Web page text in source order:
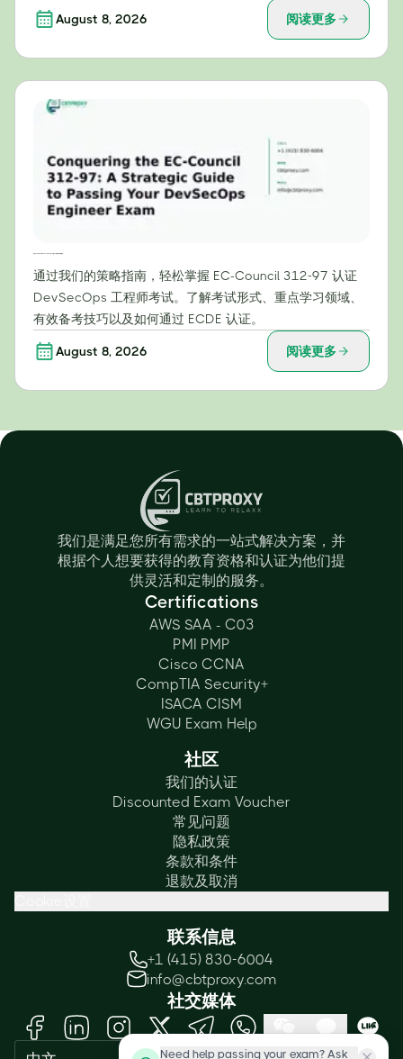
August 8, 2026 阅读更多
通过我们的策略指南，轻松掌握 EC-Council 312-97 认证
DevSecOps 工程师考试。了解考试形式、重点学习领域、
有效备考技巧以及如何通过 ECDE 认证。
August 8, 2026 阅读更多
我们是满足您所有需求的一站式解决方案，并
根据个人想要获得的教育资格和认证为他们提
供灵活和定制的服务。
Certifications
AWS SAA - C03
PMI PMP
Cisco CCNA
CompTIA Security+
ISACA CISM
WGU Exam Help
社区
我们的认证
Discounted Exam Voucher
常见问题
隐私政策
条款和条件
退款及取消
联系信息
+1 (415) 830-6004
info@cbtproxy.com
社交媒体
Need help passing your exam? Ask